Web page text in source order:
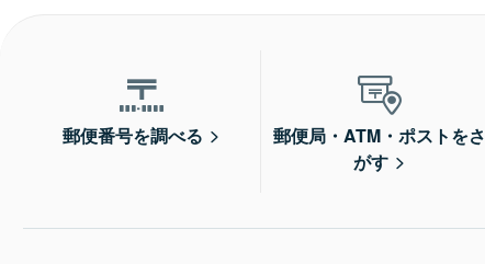
郵便番号を調べる
郵便局・ATM・ポストをさ
がす